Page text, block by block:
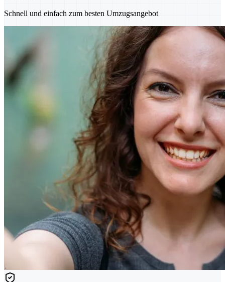
Schnell und einfach zum besten Umzugsangebot